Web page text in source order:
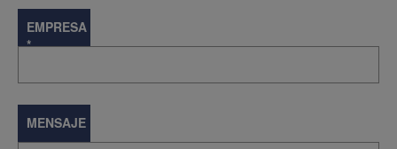
EMPRESA
*
MENSAJE